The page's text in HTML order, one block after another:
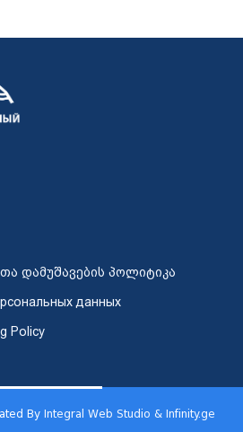
დამუშავების პოლიტიკა
данных
Policy
By Integral Web Studio & Infinity.ge